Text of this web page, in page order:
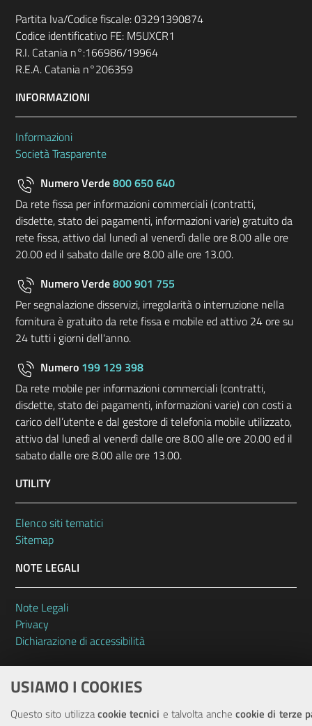
USIAMO I COOKIES
Questo sito utilizzacookie tecnici e talvolta anche cookie di terze
Partita Iva/Codice fiscale: 03291390874
Codice identificativo FE: M5UXCR1
R.I. Catania n°:166986/19964
R.E.A. Catania n°206359
INFORMAZIONI
Informazioni
Società Trasparente
Numero Verde800 650 640
Da rete fissa per informazioni commerciali (contratti,
disdette, stato dei pagamenti, informazioni varie) gratuito da
rete fissa, attivo dal lunedì al venerdì dalle ore 8.00 alle ore
20.00 ed il sabato dalle ore 8.00 alle ore 13.00.
Numero Verde800 901 755
Per segnalazione disservizi, irregolarità o interruzione nella
fornitura è gratuito da rete fissa e mobile ed attivo 24 ore su
24 tutti i giorni dell'anno.
Numero 199 129 398
Da rete mobile per informazioni commerciali (contratti,
disdette, stato dei pagamenti, informazioni varie) con costi a
carico dell’utente e dal gestore di telefonia mobile utilizzato,
attivo dal lunedì al venerdì dalle ore 8.00 alle ore 20.00 ed il
sabato dalle ore 8.00 alle ore 13.00.
UTILITY
Elenco siti tematici
Sitemap
NOTE LEGALI
Note Legali
Privacy
Dichiarazione di accessibilità